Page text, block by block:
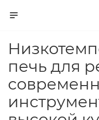
печь для